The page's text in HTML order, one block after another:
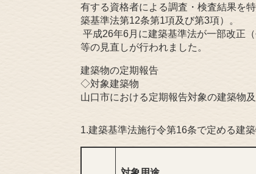
有する資格者による調査・検査結果を
築基準法第12条第1項及び第3項）。
平成26年6月に建築基準法が一部改正
等の見直しが行われました。
建築物の定期報告
◇対象建築物
山口市における定期報告対象の建築物
1.建築基準法施行令第16条で定める建築